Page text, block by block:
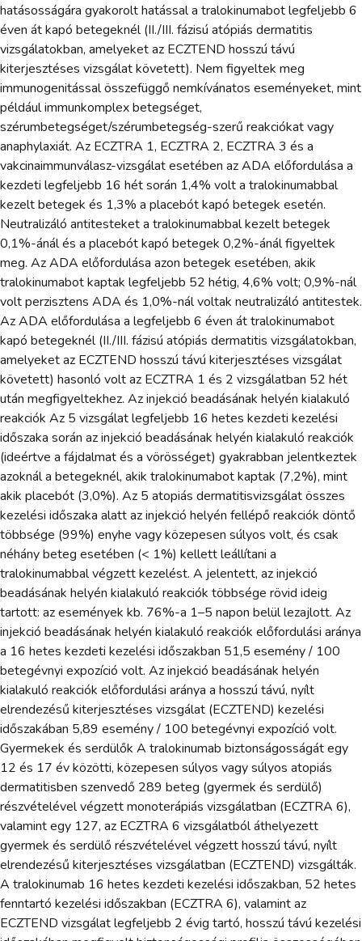
hatásosságára gyakorolt hatással a tralokinumabot legfeljebb 6
éven át kapó betegeknél (II./III. fázisú atópiás dermatitis
vizsgálatokban, amelyeket az ECZTEND hosszú távú
kiterjesztéses vizsgálat követett). Nem figyeltek meg
immunogenitással összefüggő nemkívánatos eseményeket, mint
például immunkomplex betegséget,
szérumbetegséget/szérumbetegség-szerű reakciókat vagy
anaphylaxiát. Az ECZTRA 1, ECZTRA 2, ECZTRA 3 és a
vakcinaimmunválasz-vizsgálat esetében az ADA előfordulása a
kezdeti legfeljebb 16 hét során 1,4% volt a tralokinumabbal
kezelt betegek és 1,3% a placebót kapó betegek esetén.
Neutralizáló antitesteket a tralokinumabbal kezelt betegek
0,1%-ánál és a placebót kapó betegek 0,2%-ánál figyeltek
meg. Az ADA előfordulása azon betegek esetében, akik
tralokinumabot kaptak legfeljebb 52 hétig, 4,6% volt; 0,9%-nál
volt perzisztens ADA és 1,0%-nál voltak neutralizáló antitestek.
Az ADA előfordulása a legfeljebb 6 éven át tralokinumabot
kapó betegeknél (II./III. fázisú atópiás dermatitis vizsgálatokban,
amelyeket az ECZTEND hosszú távú kiterjesztéses vizsgálat
követett) hasonló volt az ECZTRA 1 és 2 vizsgálatban 52 hét
után megfigyeltekhez. Az injekció beadásának helyén kialakuló
reakciók Az 5 vizsgálat legfeljebb 16 hetes kezdeti kezelési
időszaka során az injekció beadásának helyén kialakuló reakciók
(ideértve a fájdalmat és a vörösséget) gyakrabban jelentkeztek
azoknál a betegeknél, akik tralokinumabot kaptak (7,2%), mint
akik placebót (3,0%). Az 5 atopiás dermatitisvizsgálat összes
kezelési időszaka alatt az injekció helyén fellépő reakciók döntő
többsége (99%) enyhe vagy közepesen súlyos volt, és csak
néhány beteg esetében (< 1%) kellett leállítani a
tralokinumabbal végzett kezelést. A jelentett, az injekció
beadásának helyén kialakuló reakciók többsége rövid ideig
tartott: az események kb. 76%-a 1–5 napon belül lezajlott. Az
injekció beadásának helyén kialakuló reakciók előfordulási aránya
a 16 hetes kezdeti kezelési időszakban 51,5 esemény / 100
betegévnyi expozíció volt. Az injekció beadásának helyén
kialakuló reakciók előfordulási aránya a hosszú távú, nyílt
elrendezésű kiterjesztéses vizsgálat (ECZTEND) kezelési
időszakában 5,89 esemény / 100 betegévnyi expozíció volt.
Gyermekek és serdülők A tralokinumab biztonságosságát egy
12 és 17 év közötti, közepesen súlyos vagy súlyos atopiás
dermatitisben szenvedő 289 beteg (gyermek és serdülő)
részvételével végzett monoterápiás vizsgálatban (ECZTRA 6),
valamint egy 127, az ECZTRA 6 vizsgálatból áthelyezett
gyermek és serdülő részvételével végzett hosszú távú, nyílt
elrendezésű kiterjesztéses vizsgálatban (ECZTEND) vizsgálták.
A tralokinumab 16 hetes kezdeti kezelési időszakban, 52 hetes
fenntartó kezelési időszakban (ECZTRA 6), valamint az
ECZTEND vizsgálat legfeljebb 2 évig tartó, hosszú távú kezelési